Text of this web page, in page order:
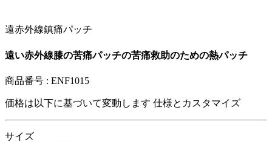
遠赤外線鎮痛パッチ
遠い赤外線膝の苦痛パッチの苦痛救助のための熱パッチ
商品番号 : ENF1015
価格は以下に基づいて変動します 仕様とカスタマイズ
サイズ